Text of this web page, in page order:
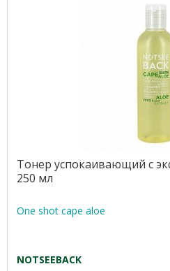
Тонер успокаивающий с
250 мл
One shot cape aloe
NOTSEEBACK